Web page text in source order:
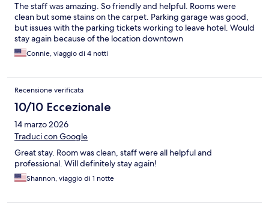
The staff was amazing. So friendly and helpful. Rooms were
clean but some stains on the carpet. Parking garage was good,
but issues with the parking tickets working to leave hotel. Would
stay again because of the location downtown
Connie, viaggio di 4 notti
Recensione verificata
10/10 Eccezionale
14 marzo 2026
Traduci con Google
Great stay. Room was clean, staff were all helpful and
professional. Will definitely stay again!
Shannon, viaggio di 1 notte